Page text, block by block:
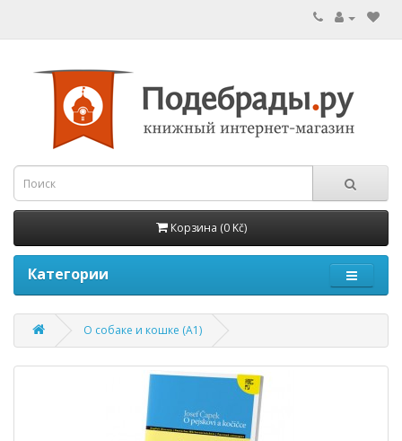
Корзина (0 Kč)
Категории
О собаке и кошке (A1)